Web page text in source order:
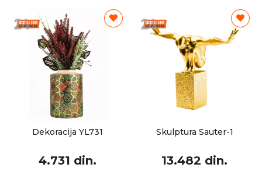
Dekoracija YL731
4.731 din.
Skulptura Sauter-1
13.482 din.